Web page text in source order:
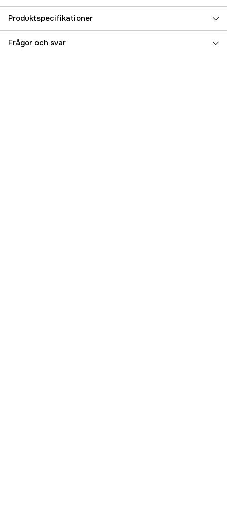
Produktspecifikationer
Referensnummer 5000092495
Frågor och svar